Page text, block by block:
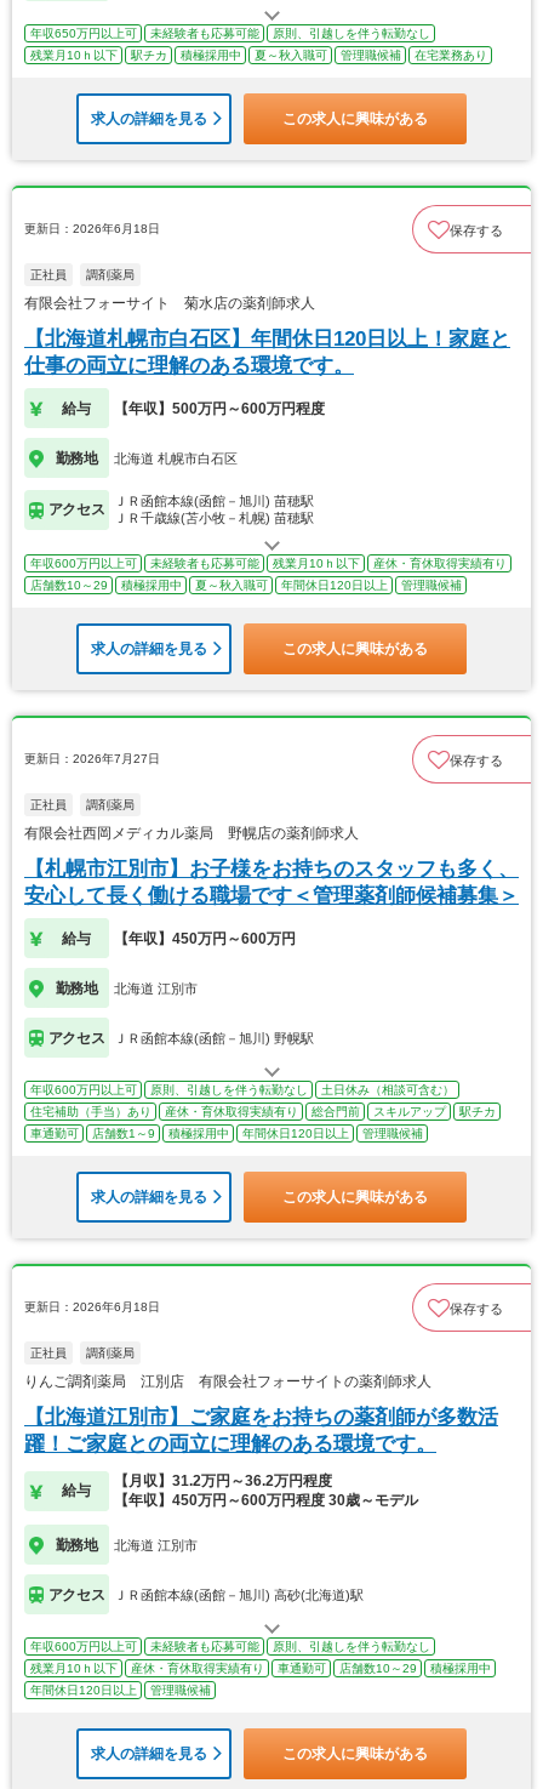
年収650万円以上可 未経験者も応募可能
原則、引越しを伴う転勤なし
残業月10ｈ以下
駅チカ 積極採用中 夏～秋入職可 管理職候補 在宅業務あり
求人の詳細を見る この求人に興味がある
更新日：2026年6月18日 保存する
正社員 調剤薬局
有限会社フォーサイト 菊水店の薬剤師求人
【北海道札幌市白石区】年間休日120日以上！家庭と
仕事の両立に理解のある環境です。
給与 【年収】500万円～600万円程度
勤務地 北海道 札幌市白石区
アクセス
ＪＲ函館本線(函館－旭川) 苗穂駅
ＪＲ千歳線(苫小牧－札幌) 苗穂駅
年収600万円以上可 未経験者も応募可能 残業月10ｈ以下
産休・育休取得実績有り
店舗数10～29
積極採用中 夏～秋入職可 年間休日120日以上 管理職候補
求人の詳細を見る この求人に興味がある
更新日：2026年7月27日 保存する
正社員 調剤薬局
有限会社西岡メディカル薬局 野幌店の薬剤師求人
【札幌市江別市】お子様をお持ちのスタッフも多く、
安心して長く働ける職場です＜管理薬剤師候補募集＞
給与 【年収】450万円～600万円
勤務地 北海道 江別市
アクセス ＪＲ函館本線(函館－旭川) 野幌駅
年収600万円以上可 原則、引越しを伴う転勤なし
土日休み（相談可含む）
住宅補助（手当）あり
産休・育休取得実績有り 総合門前 スキルアップ
駅チカ
車通勤可
店舗数1～9 積極採用中 年間休日120日以上 管理職候補
求人の詳細を見る この求人に興味がある
更新日：2026年6月18日 保存する
正社員 調剤薬局
りんご調剤薬局 江別店 有限会社フォーサイトの薬剤師求人
【北海道江別市】ご家庭をお持ちの薬剤師が多数活
躍！ご家庭との両立に理解のある環境です。
給与
【月収】31.2万円～36.2万円程度
【年収】450万円～600万円程度 30歳～モデル
勤務地 北海道 江別市
アクセス ＪＲ函館本線(函館－旭川) 高砂(北海道)駅
年収600万円以上可 未経験者も応募可能
原則、引越しを伴う転勤なし
残業月10ｈ以下
産休・育休取得実績有り 車通勤可 店舗数10～29
積極採用中
年間休日120日以上
管理職候補
求人の詳細を見る この求人に興味がある